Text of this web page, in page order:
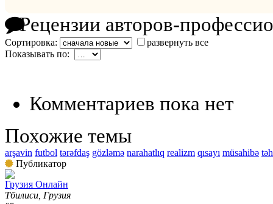
Рецензии авторов-
Сортировка:
развернуть все
Показывать по:
Комментариев пока нет
Похожие темы
arşavin futbol tərəfdaş gözləmə narahatlıq realizm qısayı müsahibə
Публикатор
Грузия Онлайн
Тбилиси, Грузия